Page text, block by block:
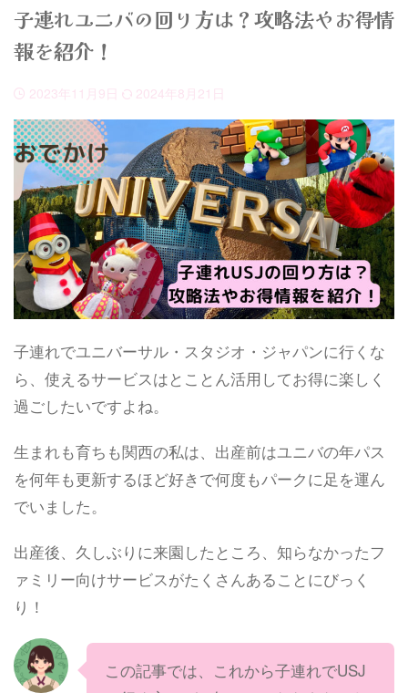
子連れユニバの回り方は？攻略法やお得情
報を紹介！
2023年11月9日 2024年8月21日
子連れでユニバーサル・スタジオ・ジャパンに行くな
ら、使えるサービスはとことん活用してお得に楽しく
過ごしたいですよね。
生まれも育ちも関西の私は、出産前はユニバの年パス
を何年も更新するほど好きで何度もパークに足を運ん
でいました。
出産後、久しぶりに来園したところ、知らなかったフ
ァミリー向けサービスがたくさんあることにびっく
り！
この記事では、これから子連れでUSJ